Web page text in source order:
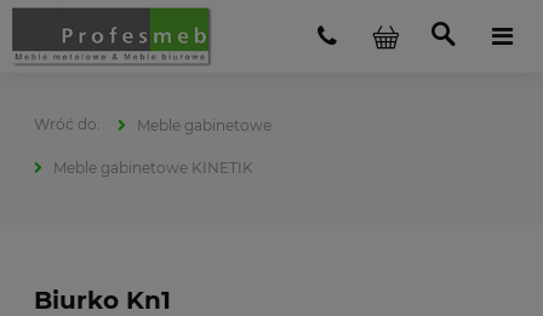
Meble gabinetowe
Meble gabinetowe KINETIK
Biurko Kn1